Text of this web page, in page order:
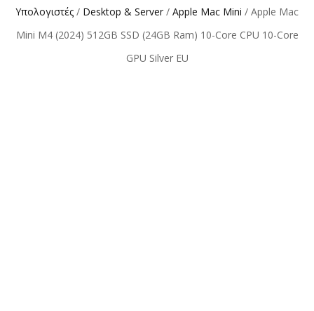
Υπολογιστές / Desktop & Server / Apple Mac Mini / Apple Mac
Mini M4 (2024) 512GB SSD (24GB Ram) 10-Core CPU 10-Core
GPU Silver EU